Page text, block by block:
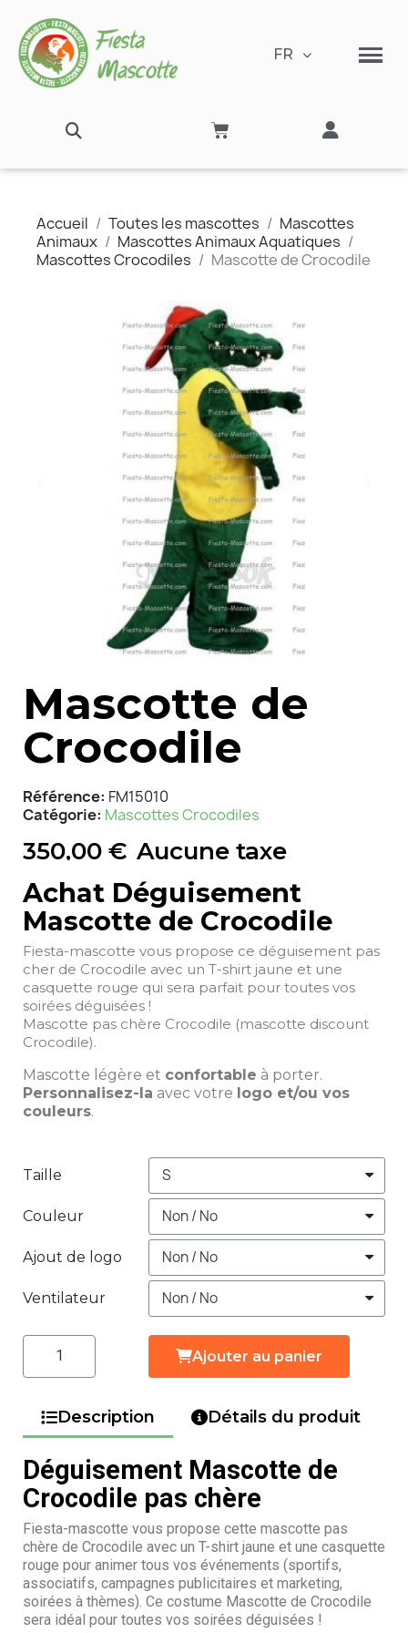
FR
Accueil Toutes les mascottes
Mascottes
Animaux
Mascottes Animaux Aquatiques
Mascottes Crocodiles
Mascotte de Crocodile
Mascotte de
Crocodile
Référence FM15010
Catégorie Mascottes Crocodiles
350,00 € Aucune taxe
Achat Déguisement
Mascotte de Crocodile
Fiesta-mascotte vous propose ce déguisement pas
cher de Crocodile avec un T-shirt jaune et une
casquette rouge qui sera parfait pour toutes vos
soirées déguisées !
Mascotte pas chère Crocodile (mascotte discount
Crocodile).
Mascotte légère et confortable à porter.
Personnalisez-la avec votre logo et/ou vos
couleurs.
Taille
Couleur
Ajout de logo
Ventilateur
Ajouter au panier
Description Détails du produit
Déguisement Mascotte de
Crocodile pas chère
Fiesta-mascotte vous propose cette mascotte pas
chère de Crocodile avec un T-shirt jaune et une casquette
rouge pour animer tous vos événements (sportifs,
associatifs, campagnes publicitaires et marketing,
soirées à thèmes). Ce costume Mascotte de Crocodile
sera idéal pour toutes vos soirées déguisées !